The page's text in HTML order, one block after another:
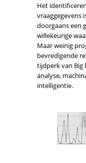
Het
vraaggegevens
doorgaans een
willekeurige
Maar weinig
bevredigende
tijdperk van Big
analyse,
intelligentie.